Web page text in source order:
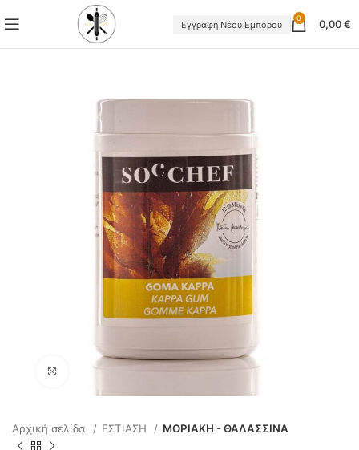
Εγγραφή Νέου Εμπόρου
0 0,00€
Click to enlarge
Αρχική σελίδα ΕΣΤΙΑΣΗ ΜΟΡΙΑΚΗ - ΘΑΛΑΣΣΙΝΑ